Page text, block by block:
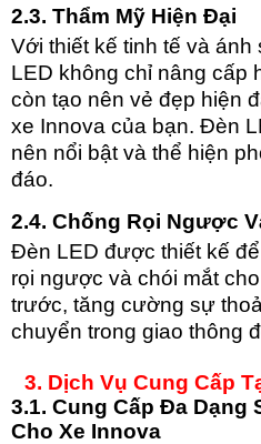
2.3. Thẩm Mỹ Hiện Đại
Với thiết kế tinh tế và ánh
LED không chỉ nâng cấp
còn tạo nên vẻ đẹp hiện
xe Innova của bạn. Đèn
nên nổi bật và thể hiện
đáo.
2.4. Chống Rọi Ngược
Đèn LED được thiết kế
rọi ngược và chói mắt
trước, tăng cường sự
chuyển trong giao thông
3. Dịch Vụ Cung Cấp
3.1. Cung Cấp Đa Dạng
Cho Xe Innova